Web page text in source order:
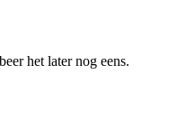
het later nog eens.